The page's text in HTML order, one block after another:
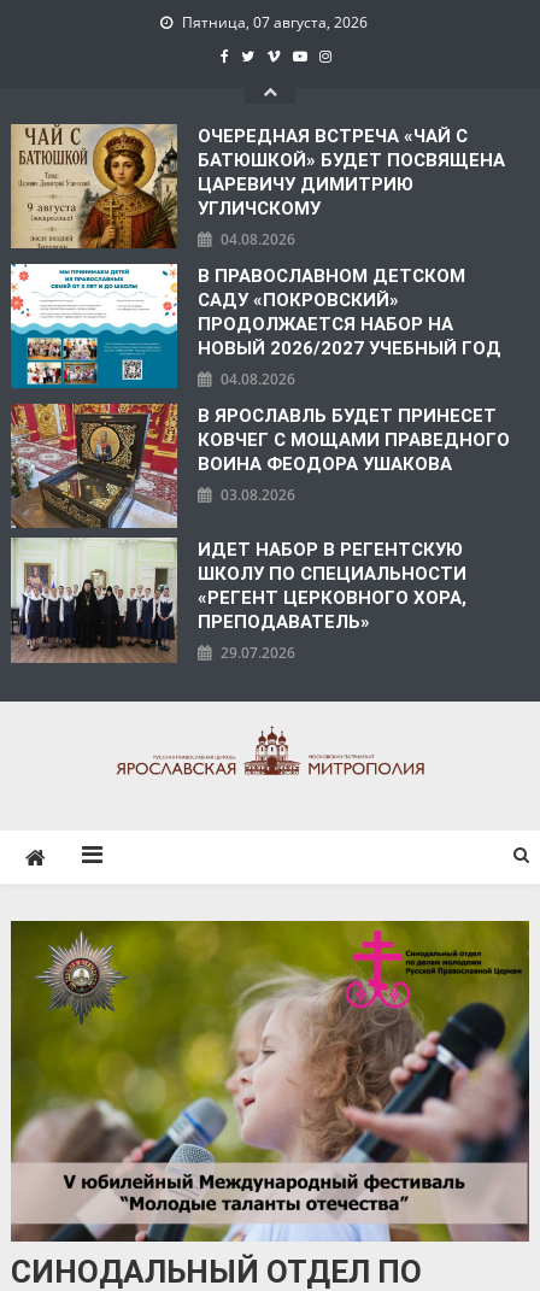
Пятница, 07 августа, 2026
ОЧЕРЕДНАЯ ВСТРЕЧА «ЧАЙ С
БАТЮШКОЙ» БУДЕТ ПОСВЯЩЕНА
ЦАРЕВИЧУ ДИМИТРИЮ
УГЛИЧСКОМУ
04.08.2026
В ПРАВОСЛАВНОМ ДЕТСКОМ
САДУ «ПОКРОВСКИЙ»
ПРОДОЛЖАЕТСЯ НАБОР НА
НОВЫЙ 2026/2027 УЧЕБНЫЙ ГОД
04.08.2026
В ЯРОСЛАВЛЬ БУДЕТ ПРИНЕСЕТ
КОВЧЕГ С МОЩАМИ ПРАВЕДНОГО
ВОИНА ФЕОДОРА УШАКОВА
03.08.2026
ИДЕТ НАБОР В РЕГЕНТСКУЮ
ШКОЛУ ПО СПЕЦИАЛЬНОСТИ
«РЕГЕНТ ЦЕРКОВНОГО ХОРА,
ПРЕПОДАВАТЕЛЬ»
29.07.2026
СИНОДАЛЬНЫЙ ОТДЕЛ ПО